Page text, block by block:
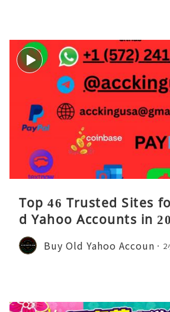
Top 46 Trusted Sites
d Yahoo Accounts in
Buy Old Yahoo Accoun 2